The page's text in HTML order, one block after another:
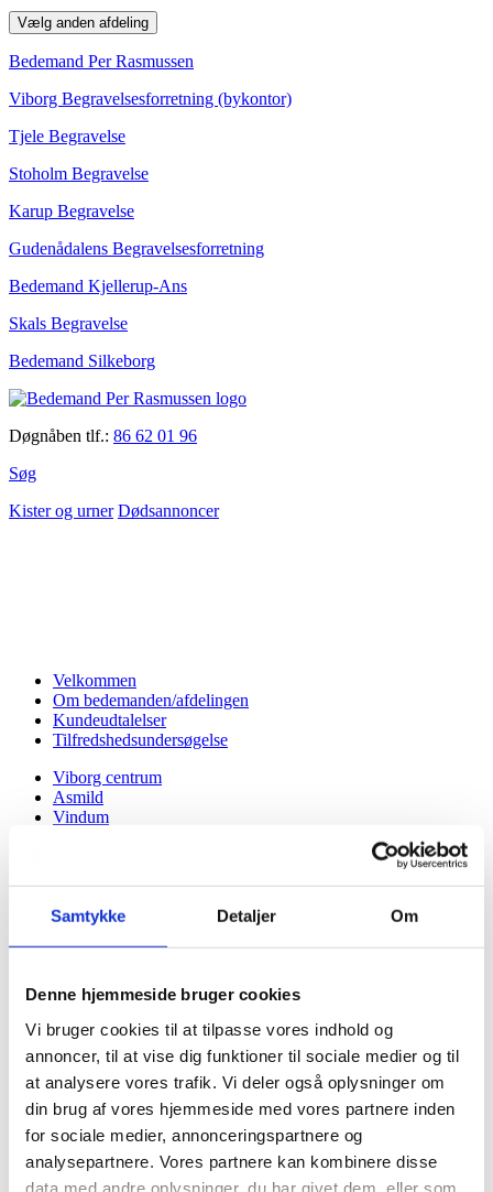
Samtykke Detaljer Om
Denne hjemmeside bruger cookies
Vi bruger cookies til at tilpasse vores indhold og
annoncer, til at vise dig funktioner til sociale medier og til
at analysere vores trafik. Vi deler også oplysninger om
din brug af vores hjemmeside med vores partnere inden
for sociale medier, annonceringspartnere og
analysepartnere. Vores partnere kan kombinere disse
data med andre oplysninger, du har givet dem, eller som
Vælg anden afdeling
Bedemand Per Rasmussen
Viborg Begravelsesforretning (bykontor)
Tjele Begravelse
Stoholm Begravelse
Karup Begravelse
Gudenådalens Begravelsesforretning
Bedemand Kjellerup-Ans
Skals Begravelse
Bedemand Silkeborg
Døgnåben tlf.: 86 62 01 96
Søg
Kister og urner Dødsannoncer
Velkommen
Om bedemanden/afdelingen
Kundeudtalelser
Tilfredshedsundersøgelse
Viborg centrum
Asmild
Vindum
Bruunshåb
Finderup
Du er her:
Forside -
2022
2025
2023